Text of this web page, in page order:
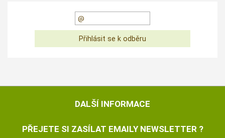
DALŠÍ INFORMACE
PŘEJETE SI ZASÍLAT EMAILY NEWSLETTER ?